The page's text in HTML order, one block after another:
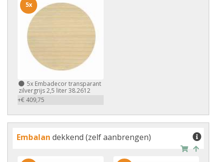
5x Embadecor transparant
zilvergrijs 2,5 liter 38.2612
+€ 409,75
5x
Embalan dekkend (zelf aanbrengen)